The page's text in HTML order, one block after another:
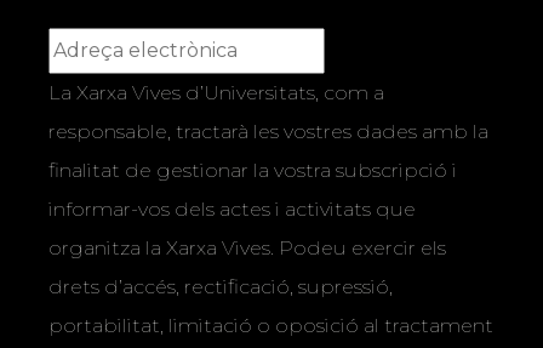
La Xarxa Vives d’Universitats, com a
responsable, tractarà les vostres dades amb la
finalitat de gestionar la vostra subscripció i
informar-vos dels actes i activitats que
organitza la Xarxa Vives. Podeu exercir els
drets d’accés, rectificació, supressió,
portabilitat, limitació o oposició al tractament